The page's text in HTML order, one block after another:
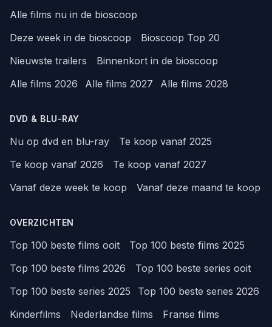
Alle films nu in de bioscoop
Deze week in de bioscoop
Bioscoop Top 20
Nieuwste trailers
Binnenkort in de bioscoop
Alle films 2026
Alle films 2027 Alle films 2028
DVD & BLU-RAY
Nu op dvd en blu-ray
Te koop vanaf 2025
Te koop vanaf 2026
Te koop vanaf 2027
Vanaf deze week te koop
Vanaf deze maand te koop
OVERZICHTEN
Top 100 beste films ooit
Top 100 beste films 2025
Top 100 beste films 2026
Top 100 beste series ooit
Top 100 beste series 2025
Top 100 beste series 2026
Kinderfilms
Nederlandse films
Franse films